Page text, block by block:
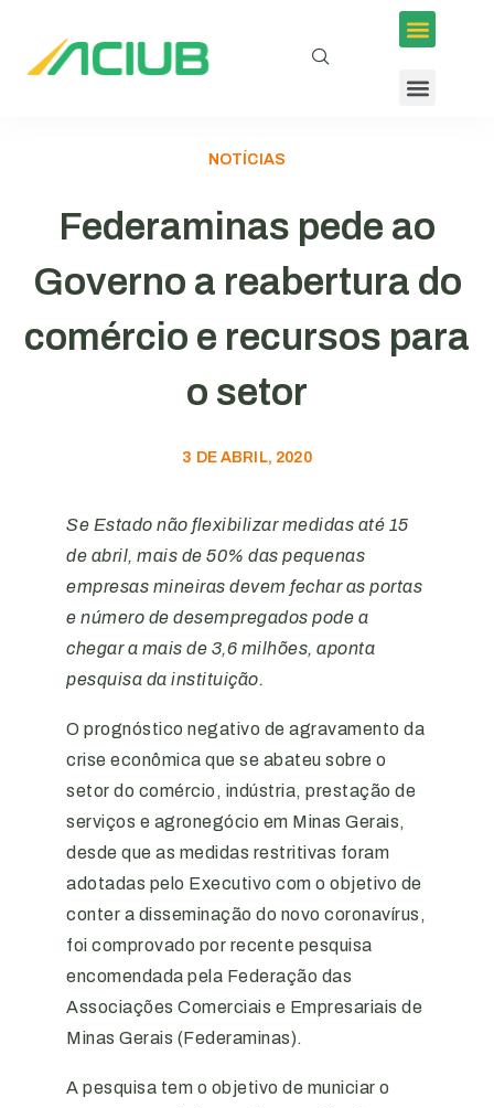
NOTÍCIAS
Federaminas pede ao
Governo a reabertura do
comércio e recursos para
o setor
3 DE ABRIL, 2020
Se Estado não flexibilizar medidas até 15
de abril, mais de 50% das pequenas
empresas mineiras devem fechar as portas
e número de desempregados pode a
chegar a mais de 3,6 milhões, aponta
pesquisa da instituição.
O prognóstico negativo de agravamento da
crise econômica que se abateu sobre o
setor do comércio, indústria, prestação de
serviços e agronegócio em Minas Gerais,
desde que as medidas restritivas foram
adotadas pelo Executivo com o objetivo de
conter a disseminação do novo coronavírus,
foi comprovado por recente pesquisa
encomendada pela Federação das
Associações Comerciais e Empresariais de
Minas Gerais (Federaminas).
A pesquisa tem o objetivo de municiar o